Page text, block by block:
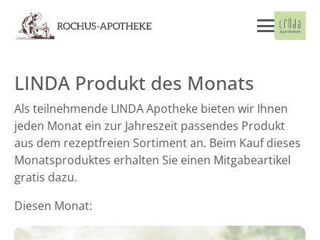
LINDA Produkt des Monats
Als teilnehmende LINDA Apotheke bieten wir Ihnen
jeden Monat ein zur Jahreszeit passendes Produkt
aus dem rezeptfreien Sortiment an. Beim Kauf dieses
Monatsproduktes erhalten Sie einen Mitgabeartikel
gratis dazu.
Diesen Monat: